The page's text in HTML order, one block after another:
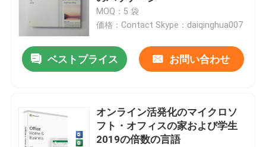
MOQ：5 袋
価格：Contact Skype：daiqinghua007
ベストプライス お問い合わせ
オンライン活発化のマイクロソ
フト・オフィスの家および学生
2019の倍数の言語